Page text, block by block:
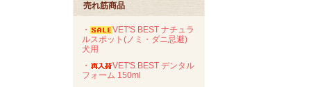
売れ筋商品
・
VET'S BEST ナチュラ
ルスポット(ノミ・ダニ忌避)
犬用
・
VET'S BEST デンタル
フォーム 150ml